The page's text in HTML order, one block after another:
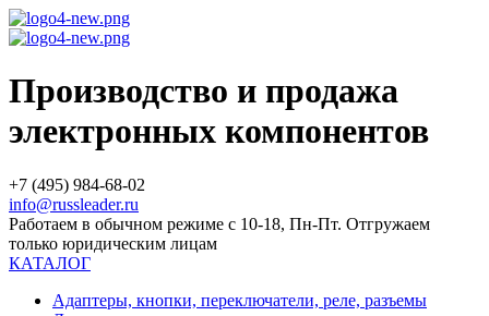
Производство и продажа
электронных компонентов
+7 (495) 984-68-02
info@russleader.ru
Работаем в обычном режиме с 10-18, Пн-Пт. Отгружаем
только юридическим лицам
КАТАЛОГ
Адаптеры, кнопки, переключатели, реле, разъемы